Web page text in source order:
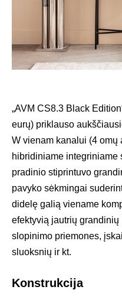
„AVM CS8.3 Black
eurų) priklauso
W vienam kanalui (4
hibridiniame
pradinio stiprintuvo
pavyko sėkmingai
didelę galią viename
efektyvią jautrių
slopinimo priemones,
sluoksnių ir kt.
Konstrukcija